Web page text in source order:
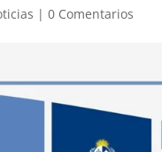
|0 Comentarios